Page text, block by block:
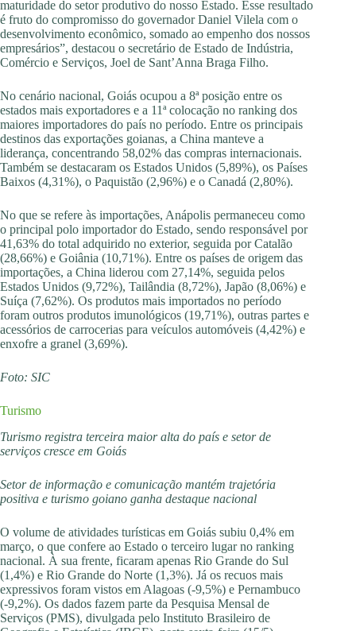
maturidade do setor produtivo do nosso Estado. Esse resultado
é fruto do compromisso do governador Daniel Vilela com o
desenvolvimento econômico, somado ao empenho dos nossos
empresários”, destacou o secretário de Estado de Indústria,
Comércio e Serviços, Joel de Sant’Anna Braga Filho.
No cenário nacional, Goiás ocupou a 8ª posição entre os
estados mais exportadores e a 11ª colocação no ranking dos
maiores importadores do país no período. Entre os principais
destinos das exportações goianas, a China manteve a
liderança, concentrando 58,02% das compras internacionais.
Também se destacaram os Estados Unidos (5,89%), os Países
Baixos (4,31%), o Paquistão (2,96%) e o Canadá (2,80%).
No que se refere às importações, Anápolis permaneceu como
o principal polo importador do Estado, sendo responsável por
41,63% do total adquirido no exterior, seguida por Catalão
(28,66%) e Goiânia (10,71%). Entre os países de origem das
importações, a China liderou com 27,14%, seguida pelos
Estados Unidos (9,72%), Tailândia (8,72%), Japão (8,06%) e
Suíça (7,62%). Os produtos mais importados no período
foram outros produtos imunológicos (19,71%), outras partes e
acessórios de carrocerias para veículos automóveis (4,42%) e
enxofre a granel (3,69%).
Foto: SIC
Turismo
Turismo registra terceira maior alta do país e setor de
serviços cresce em Goiás
Setor de informação e comunicação mantém trajetória
positiva e turismo goiano ganha destaque nacional
O volume de atividades turísticas em Goiás subiu 0,4% em
março, o que confere ao Estado o terceiro lugar no ranking
nacional. À sua frente, ficaram apenas Rio Grande do Sul
(1,4%) e Rio Grande do Norte (1,3%). Já os recuos mais
expressivos foram vistos em Alagoas (-9,5%) e Pernambuco
(-9,2%). Os dados fazem parte da Pesquisa Mensal de
Serviços (PMS), divulgada pelo Instituto Brasileiro de